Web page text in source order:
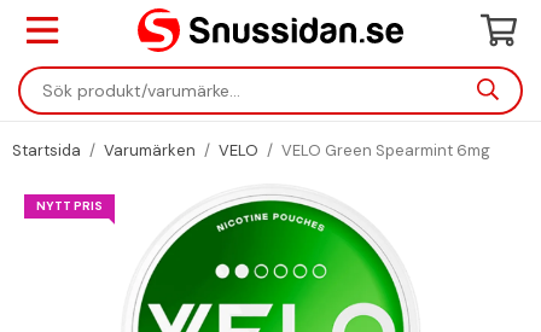
Startsida / Varumärken / VELO / VELO Green Spearmint 6mg
NYTT PRIS